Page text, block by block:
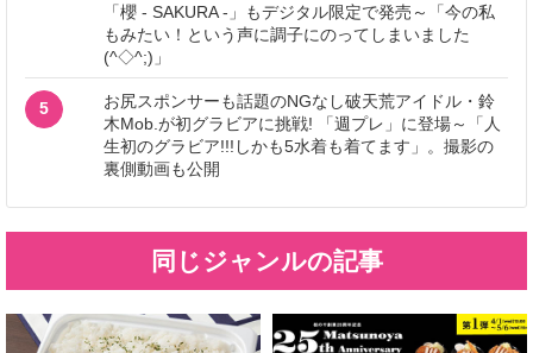
「櫻 - SAKURA -」もデジタル限定で発売～「今の私
もみたい！という声に調子にのってしまいました
(^◇^;)」
5
お尻スポンサーも話題のNGなし破天荒アイドル・鈴
木Mob.が初グラビアに挑戦! 「週プレ」に登場～「人
生初のグラビア!!!しかも5水着も着てます」。撮影の
裏側動画も公開
同じジャンルの記事